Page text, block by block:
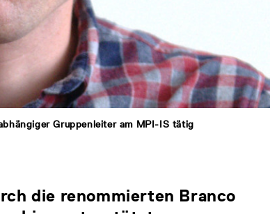
Gruppenleiter am MPI-IS tätig
die renommierten Branco